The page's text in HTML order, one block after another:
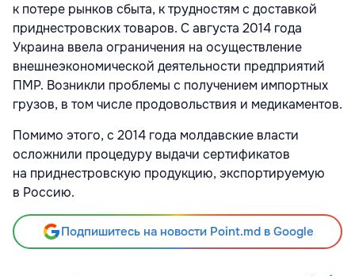
к потере рынков сбыта, к трудностям с доставкой
приднестровских товаров. С августа 2014 года
Украина ввела ограничения на осуществление
внешнеэкономической деятельности предприятий
ПМР. Возникли проблемы с получением импортных
грузов, в том числе продовольствия и медикаментов.
Помимо этого, с 2014 года молдавские власти
осложнили процедуру выдачи сертификатов
на приднестровскую продукцию, экспортируемую
в Россию.
Подпишитесь на новости Point.md в Google